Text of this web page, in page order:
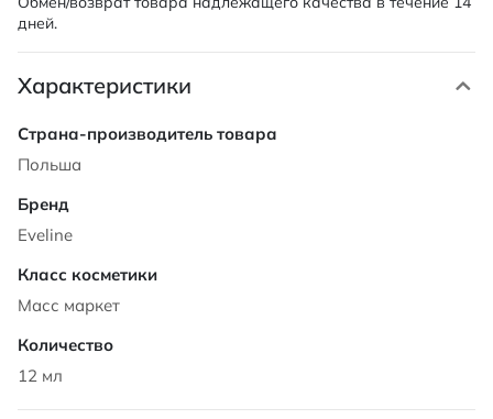
дней.
Характеристики
Характеристики
Польша
Eveline
Масс маркет
12 мл